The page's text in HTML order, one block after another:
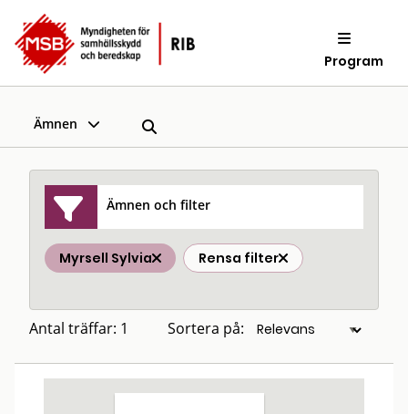
Program
Ämnen
Ämnen och filter
Myrsell Sylvia Rensa filter
Antal träffar: 1 Sortera på: